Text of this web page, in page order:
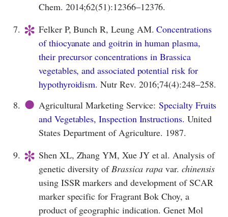
Chem. 2014;62(51):12366–12376.
7. * Felker P, Bunch R, Leung AM.Concentrations
of thiocyanate and goitrin in human plasma,
their precursor concentrations in Brassica
vegetables, and associated potential risk for
hypothyroidism. Nutr Rev. 2016;74(4):248–258.
8. ● Agricultural Marketing Service:Specialty Fruits
and Vegetables, Inspection Instructions. United
States Department of Agriculture. 1987.
9. * Shen XL, Zhang YM, Xue JY et al. Analysis of
genetic diversity ofBrassica rapa var. chinensis
using ISSR markers and development of SCAR
marker specific for Fragrant Bok Choy, a
product of geographic indication. Genet Mol